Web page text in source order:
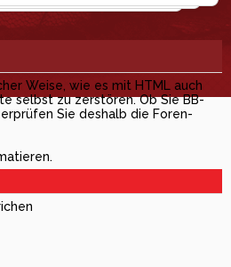
Weise, wie es mit HTML auch
selbst zu zerstören. Ob Sie BB-
Sie deshalb die Foren-